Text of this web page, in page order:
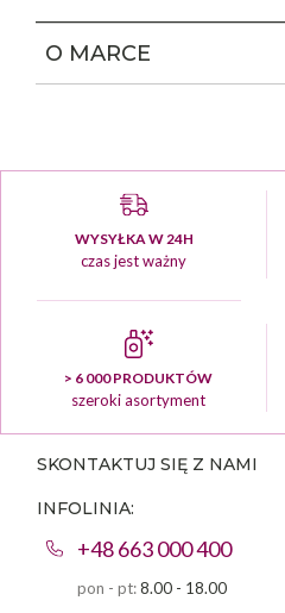
O MARCE
WYSYŁKA W 24H
czas jest ważny
> 6 000 PRODUKTÓW
szeroki asortyment
SKONTAKTUJ SIĘ Z NAMI
INFOLINIA:
+48 663 000 400
pon - pt:8.00 - 18.00